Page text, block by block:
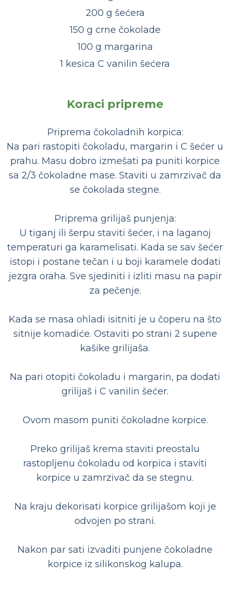
200 g šećera
150 g crne čokolade
100 g margarina
1 kesica C vanilin šećera
Koraci pripreme
Priprema čokoladnih korpica:
Na pari rastopiti čokoladu, margarin i C šećer u
prahu. Masu dobro izmešati pa puniti korpice
sa 2/3 čokoladne mase. Staviti u zamrzivač da
se čokolada stegne.
Priprema grilijaš punjenja:
U tiganj ili šerpu staviti šećer, i na laganoj
temperaturi ga karamelisati. Kada se sav šećer
istopi i postane tečan i u boji karamele dodati
jezgra oraha. Sve sjediniti i izliti masu na papir
za pečenje.
Kada se masa ohladi isitniti je u čoperu na što
sitnije komadiće. Ostaviti po strani 2 supene
kašike grilijaša.
Na pari otopiti čokoladu i margarin, pa dodati
grilijaš i C vanilin šećer.
Ovom masom puniti čokoladne korpice.
Preko grilijaš krema staviti preostalu
rastopljenu čokoladu od korpica i staviti
korpice u zamrzivač da se stegnu.
Na kraju dekorisati korpice grilijašom koji je
odvojen po strani.
Nakon par sati izvaditi punjene čokoladne
korpice iz silikonskog kalupa.